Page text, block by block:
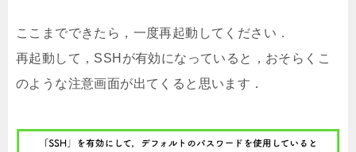
ここまでできたら，一度再起動してください．
再起動して，SSHが有効になっていると，おそらくこ
のような注意画面が出てくると思います．